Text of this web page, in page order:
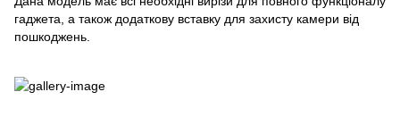
гаджета, а також додаткову вставку для захисту камери від
пошкоджень.